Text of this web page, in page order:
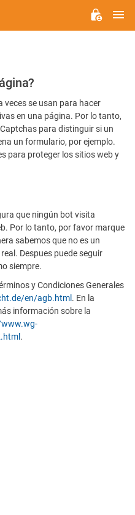
se usan para hacer
en una página. Por lo tanto,
para distinguir si un
un formulario, por ejemplo.
para proteger los sitios web y
que ningún bot visita
Por lo tanto, por favor marque
sabemos que no es un
Despues puede seguir
siempre.
y Condiciones Generales
en/agb.html . En la
información sobre la
.